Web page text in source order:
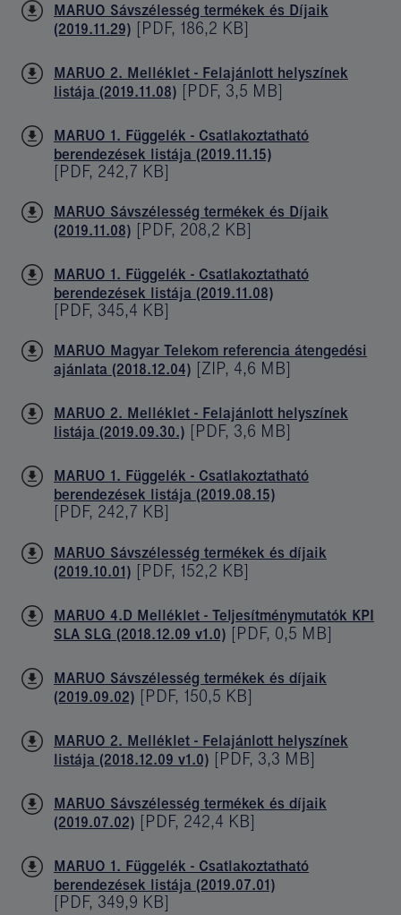
MARUO Sávszélesség termékek és Díjaik
(2019.11.29) [PDF, 186,2 KB]
MARUO 2. Melléklet - Felajánlott helyszínek
listája (2019.11.08) [PDF, 3,5 MB]
MARUO 1. Függelék - Csatlakoztatható
berendezések listája (2019.11.15)
[PDF, 242,7 KB]
MARUO Sávszélesség termékek és Díjaik
(2019.11.08) [PDF, 208,2 KB]
MARUO 1. Függelék - Csatlakoztatható
berendezések listája (2019.11.08)
[PDF, 345,4 KB]
MARUO Magyar Telekom referencia átengedési
ajánlata (2018.12.04) [ZIP, 4,6 MB]
MARUO 2. Melléklet - Felajánlott helyszínek
listája (2019.09.30.) [PDF, 3,6 MB]
MARUO 1. Függelék - Csatlakoztatható
berendezések listája (2019.08.15)
[PDF, 242,7 KB]
MARUO Sávszélesség termékek és díjaik
(2019.10.01) [PDF, 152,2 KB]
MARUO 4.D Melléklet - Teljesítménymutatók KPI
SLA SLG (2018.12.09 v1.0) [PDF, 0,5 MB]
MARUO Sávszélesség termékek és díjaik
(2019.09.02) [PDF, 150,5 KB]
MARUO 2. Melléklet - Felajánlott helyszínek
listája (2018.12.09 v1.0) [PDF, 3,3 MB]
MARUO Sávszélesség termékek és díjaik
(2019.07.02) [PDF, 242,4 KB]
MARUO 1. Függelék - Csatlakoztatható
berendezések listája (2019.07.01)
[PDF, 349,9 KB]